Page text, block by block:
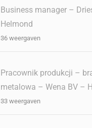
Business manager –
Helmond
36 weergaven
Pracownik produkcji –
metalowa – Wena BV –
33 weergaven